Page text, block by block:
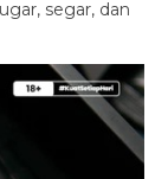
segar, dan